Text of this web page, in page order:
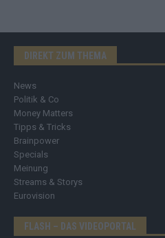
DIREKT ZUM THEMA
News
Politik & Co
Money Matters
Tipps & Tricks
Brainpower
Specials
Meinung
Streams & Storys
Eurovision
FLASH – DAS VIDEOPORTAL